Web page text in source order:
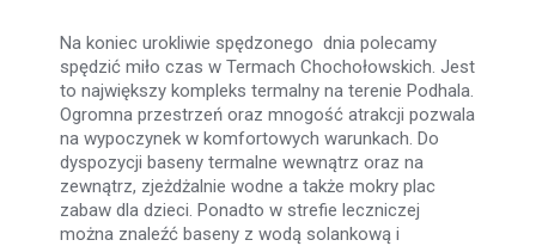
Na koniec urokliwie spędzonego dnia polecamy
spędzić miło czas w Termach Chochołowskich. Jest
to największy kompleks termalny na terenie Podhala.
Ogromna przestrzeń oraz mnogość atrakcji pozwala
na wypoczynek w komfortowych warunkach. Do
dyspozycji baseny termalne wewnątrz oraz na
zewnątrz, zjeżdżalnie wodne a także mokry plac
zabaw dla dzieci. Ponadto w strefie leczniczej
można znaleźć baseny z wodą solankową i